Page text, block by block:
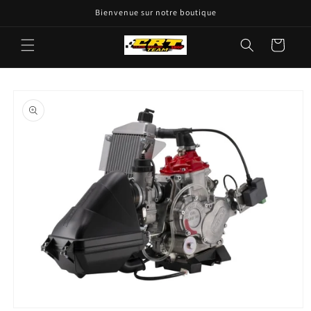
Bienvenue sur notre boutique
Panier
informations
produits